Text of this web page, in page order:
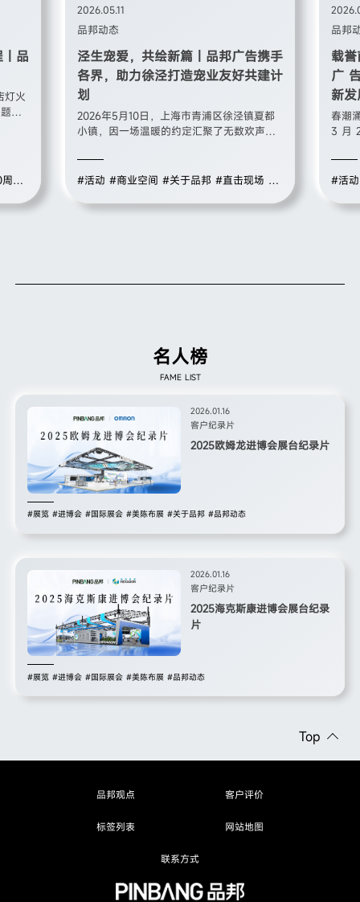
品
灯火
庆
局年
2026.05.11
品邦动态
泾生宠爱，共绘新篇｜品邦广告携手
各界，助力徐泾打造宠业友好共建计
划
2026年5月10日，上海市青浦区徐泾镇夏都
小镇，因一场温暖的约定汇聚了无数欢声笑
划启动仪式在此温情启幕，来自政府部门、
宠物行业、商业品牌的代表，与80余组养宠
告作为本次活动的主办单位之一，以专业的
#活动 #商业空间 #关于品邦 #直击现场 #
品邦
载
广
新
春潮
3 月
五五
本次
展城
#活动
名人榜
FAME LIST
2026.01.16
客户纪录片
2025欧姆龙进博会展台纪录片
#展览 #进博会 #国际展会 #美陈布展 #关于品邦 #品邦动态
2026.01.16
客户纪录片
2025海克斯康进博会展台纪录
片
#展览 #进博会 #国际展会 #美陈布展 #品邦动态
Top
品邦观点 客户评价
标签列表 网站地图
联系方式